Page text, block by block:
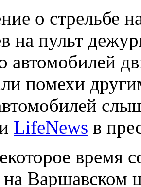
о стрельбе
на пульт
автомобилей
помехи
LifeNews в
время
Варшавском